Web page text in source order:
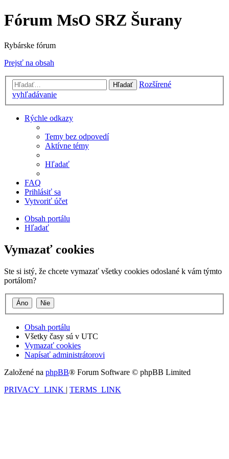
Fórum MsO SRZ Šurany
Rybárske fórum
Prejsť na obsah
Hľadať
Rozšírené
vyhľadávanie
Rýchle odkazy
Temy bez odpovedí
Aktívne témy
Hľadať
FAQ
Prihlásiť sa
Vytvoriť účet
Obsah portálu
Hľadať
Vymazať cookies
Ste si istý, že chcete vymazať všetky cookies odoslané k vám týmto
portálom?
Obsah portálu
Všetky časy sú v UTC
Vymazať cookies
Napísať administrátorovi
Založené na phpBB® Forum Software © phpBB Limited
PRIVACY_LINK | TERMS_LINK